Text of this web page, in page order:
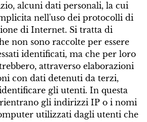
alcuni dati personali, la cui
nell'uso dei protocolli di
di Internet. Si tratta di
non sono raccolte per essere
identificati, ma che per loro
attraverso elaborazioni
con dati detenuti da terzi,
gli utenti. In questa
gli indirizzi IP o i nomi
utilizzati dagli utenti che